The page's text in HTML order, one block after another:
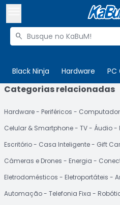
Buscar produtos

Black Ninja Hardware PC
Olá. Acesse sua conta
 Departamentos
Cupons
Mais Vendidos
Categorias relacionadas
Hardware Periféricos
Celular & Smartphone
TV Áudio
Escritório
Casa Inteligente Gift
Câmeras e Drones
Energia
Eletrodomésticos
Eletroportáteis
Automação
Telefonia Fixa